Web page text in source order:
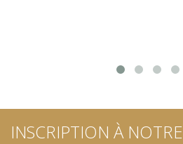
INSCRIPTION À NOTRE